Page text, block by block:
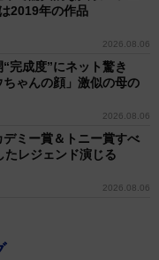
2019年の作品
2026.08.06
完成度”にネット驚き
ちゃんの顔」激似の母の
2026.08.06
ミー賞＆トニー賞すべ
レジェンド演じる
2026.08.06